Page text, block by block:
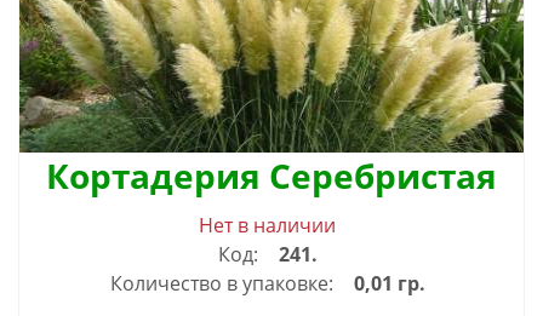
Кортадерия Серебристая
Нет в наличии
Код:
241.
Количество в упаковке:
0,01 гр.